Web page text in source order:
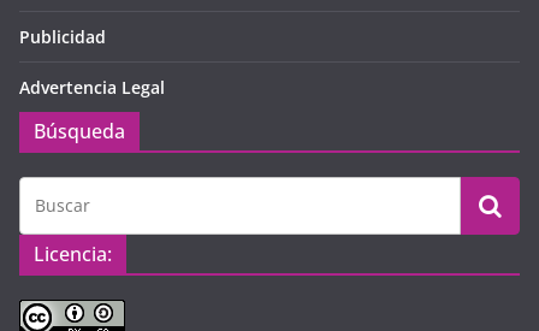
Publicidad
Advertencia Legal
Búsqueda
Licencia: